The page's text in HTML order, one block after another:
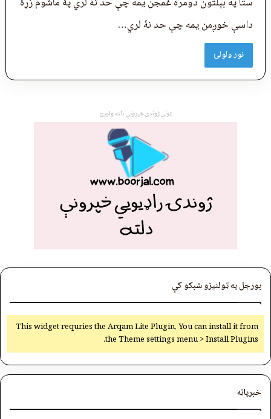
داسې خوږمن یمه چې حد نهٔ لري…
نور ولولئ
ټولې ژوندۍ خپرونې دلته واورئ
بورجل په ټولنیزو شبکو کې
This widget requries the Arqam Lite Plugin, You can install it from
the Theme settings menu > Install Plugins.
خبرپاڼه